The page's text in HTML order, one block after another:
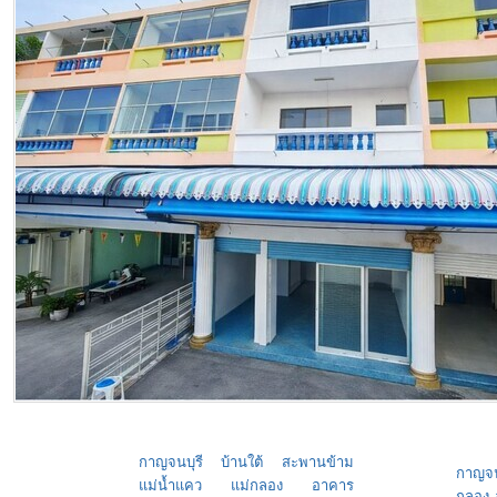
กาญจนบุรี บ้านใต้ สะพานข้าม
แม่น้ำแคว แม่กลอง อาคาร
กาญ